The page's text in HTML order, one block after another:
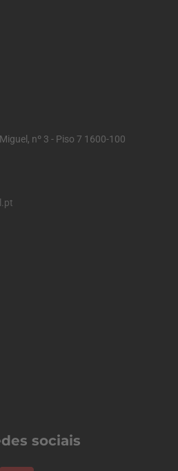
nº 3 - Piso 7 1600-100
sociais